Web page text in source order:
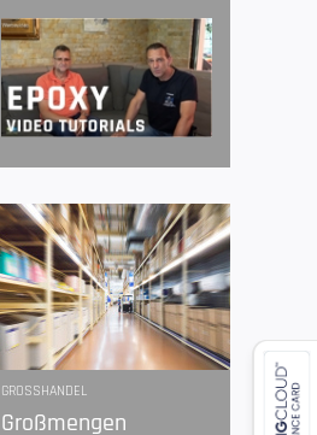
GROSSHANDEL
Großmengen